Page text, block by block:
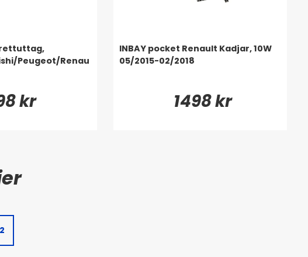
Peugeot/Renau
kr
INBAY pocket Renault Kadjar, 10W
05/2015-02/2018
1498 kr